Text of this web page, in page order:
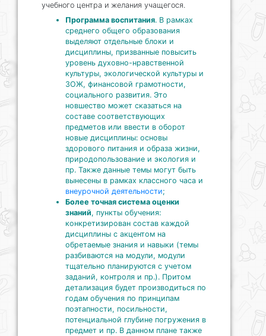
учебного центра и желания учащегося.
Программа воспитания. В рамках
среднего общего образования
выделяют отдельные блоки и
дисциплины, призванные повысить
уровень духовно-нравственной
культуры, экологической культуры и
ЗОЖ, финансовой грамотности,
социального развития. Это
новшество может сказаться на
составе соответствующих
предметов или ввести в оборот
новые дисциплины: основы
здорового питания и образа жизни,
природопользование и экология и
пр. Также данные темы могут быть
вынесены в рамках классного часа и
внеурочной деятельности;
Более точная система оценки
знаний, пункты обучения:
конкретизирован состав каждой
дисциплины с акцентом на
обретаемые знания и навыки (темы
разбиваются на модули, модули
тщательно планируются с учетом
заданий, контроля и пр.). Притом
детализация будет производиться по
годам обучения по принципам
поэтапности, посильности,
потенциальной глубине погружения в
предмет и пр. В данном плане также